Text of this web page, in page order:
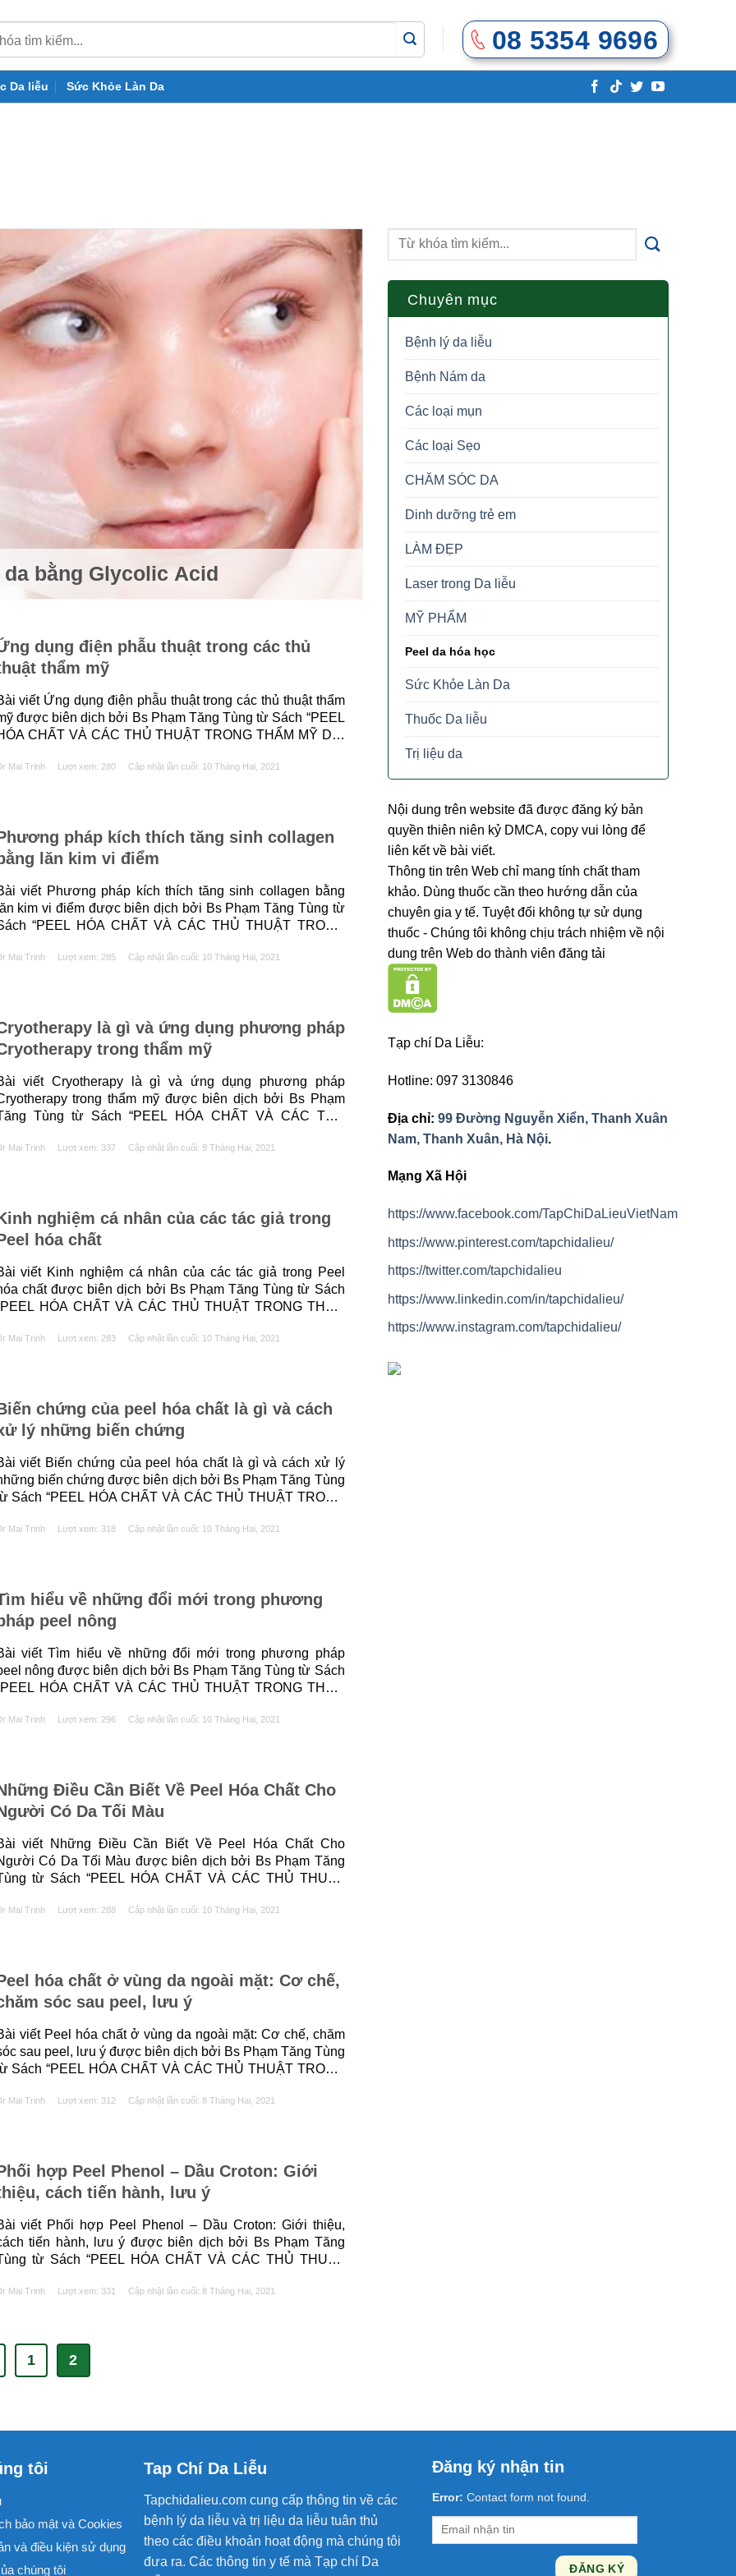
08 5354 9696
Da liễu Sức Khỏe Làn Da
bằng Glycolic Acid
dụng điện phẫu thuật trong các thủ
thẩm mỹ
viết Ứng dụng điện phẫu thuật trong các thủ thuật thẩm
được biên dịch bởi Bs Phạm Tăng Tùng từ Sách “PEEL
CHẤT VÀ CÁC THỦ THUẬT TRONG THẨM MỸ DA”
TÓM TẮT Phẫu thuật điện là một thuật ngũ dùng......
Mai Trinh Lượt xem: 280 Cập nhật lần cuối: 10 Tháng Hai, 2021
pháp kích thích tăng sinh collagen
lăn kim vi điểm
viết Phương pháp kích thích tăng sinh collagen bằng
kim vi điểm được biên dịch bởi Bs Phạm Tăng Tùng từ
“PEEL HÓA CHẤT VÀ CÁC THỦ THUẬT TRONG
Tamura. 1. TÓM TẮT Xu hướng hiện nay có thể
Mai Trinh Lượt xem: 285 Cập nhật lần cuối: 10 Tháng Hai, 2021
là gì và ứng dụng phương pháp
trong thẩm mỹ
viết Cryotherapy là gì và ứng dụng phương pháp
trong thẩm mỹ được biên dịch bởi Bs Phạm
Tùng từ Sách “PEEL HÓA CHẤT VÀ CÁC THỦ
Issa và Bhertha Tamura. 1. TÓM TẮT Cryotherapy
Mai Trinh Lượt xem: 337 Cập nhật lần cuối: 9 Tháng Hai, 2021
nghiệm cá nhân của các tác giả trong
hóa chất
viết Kinh nghiệm cá nhân của các tác giả trong Peel
chất được biên dịch bởi Bs Phạm Tăng Tùng từ Sách
HÓA CHẤT VÀ CÁC THỦ THUẬT TRONG THẨM
1. TÓM TẮT Những thập niên gần đây đã
Mai Trinh Lượt xem: 283 Cập nhật lần cuối: 10 Tháng Hai, 2021
chứng của peel hóa chất là gì và cách
lý những biến chứng
viết Biến chứng của peel hóa chất là gì và cách xử lý
biến chứng được biên dịch bởi Bs Phạm Tăng Tùng
Sách “PEEL HÓA CHẤT VÀ CÁC THỦ THUẬT TRONG
Tamura. 1. TÓM TẮT Peel hóa chất là......
Mai Trinh Lượt xem: 318 Cập nhật lần cuối: 10 Tháng Hai, 2021
hiểu về những đổi mới trong phương
peel nông
viết Tìm hiểu về những đổi mới trong phương pháp
nông được biên dịch bởi Bs Phạm Tăng Tùng từ Sách
HÓA CHẤT VÀ CÁC THỦ THUẬT TRONG THẨM
1. TÓM TẮT Peel da là một trong những phương
Mai Trinh Lượt xem: 296 Cập nhật lần cuối: 10 Tháng Hai, 2021
Điều Cần Biết Về Peel Hóa Chất Cho
Có Da Tối Màu
viết Những Điều Cần Biết Về Peel Hóa Chất Cho
Có Da Tối Màu được biên dịch bởi Bs Phạm Tăng
từ Sách “PEEL HÓA CHẤT VÀ CÁC THỦ THUẬT
và Bhertha Tamura. 1. TÓM TẮT Những bệnh nhân có
Mai Trinh Lượt xem: 288 Cập nhật lần cuối: 10 Tháng Hai, 2021
hóa chất ở vùng da ngoài mặt: Cơ chế,
sóc sau peel, lưu ý
viết Peel hóa chất ở vùng da ngoài mặt: Cơ chế, chăm
sau peel, lưu ý được biên dịch bởi Bs Phạm Tăng Tùng
Sách “PEEL HÓA CHẤT VÀ CÁC THỦ THUẬT TRONG
Tamura. 1. TÓM TẮT Peel da mặt......
Mai Trinh Lượt xem: 312 Cập nhật lần cuối: 8 Tháng Hai, 2021
hợp Peel Phenol – Dầu Croton: Giới
cách tiến hành, lưu ý
viết Phối hợp Peel Phenol – Dầu Croton: Giới thiệu,
tiến hành, lưu ý được biên dịch bởi Bs Phạm Tăng
từ Sách “PEEL HÓA CHẤT VÀ CÁC THỦ THUẬT
và Bhertha Tamura. 1. TÓM TẮT Rất nhiều thủ thuật
Mai Trinh Lượt xem: 331 Cập nhật lần cuối: 8 Tháng Hai, 2021
1 2
Chuyên mục
Bệnh lý da liễu
Bệnh Nám da
Các loại mụn
Các loại Sẹo
CHĂM SÓC DA
Dinh dưỡng trẻ em
LÀM ĐẸP
Laser trong Da liễu
MỸ PHẨM
Peel da hóa học
Sức Khỏe Làn Da
Thuốc Da liễu
Trị liệu da
Nội dung trên website đã được đăng ký bản
quyền thiên niên kỷ DMCA, copy vui lòng để
liên kết về bài viết.
Thông tin trên Web chỉ mang tính chất tham
khảo. Dùng thuốc cần theo hướng dẫn của
chuyên gia y tế. Tuyệt đối không tự sử dụng
thuốc - Chúng tôi không chịu trách nhiệm về nội
dung trên Web do thành viên đăng tải
Tạp chí Da Liễu:
Hotline: 097 3130846
Địa chỉ: 99 Đường Nguyễn Xiển, Thanh Xuân
Nam, Thanh Xuân, Hà Nội.
Mạng Xã Hội
https://www.facebook.com/TapChiDaLieuVietNam
https://www.pinterest.com/tapchidalieu/
https://twitter.com/tapchidalieu
https://www.linkedin.com/in/tapchidalieu/
https://www.instagram.com/tapchidalieu/
tôi
bảo mật và Cookies
và điều kiện sử dụng
chúng tôi
Tap Chí Da Liễu
Tapchidalieu.com cung cấp thông tin về các
bệnh lý da liễu và trị liệu da liễu tuân thủ
theo các điều khoản hoạt động mà chúng tôi
đưa ra. Các thông tin y tế mà Tạp chí Da
Đăng ký nhận tin
Error: Contact form not found.